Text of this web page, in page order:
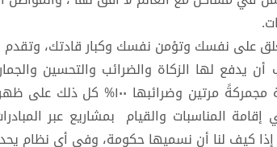
على نفسك وتؤمن نفسك وكبار قادتك،
يدفع لها الزكاة والضرائب والتحسين
مضاعفة ويشتري السلعة مجمركةً
المناسبات والقيام بمشاريع عبر
كيف لنا أن نسميها حكومة، وفي أي نظام